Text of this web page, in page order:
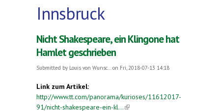
Innsbruck
Nicht Shakespeare, ein Klingone hat
Hamlet geschrieben
Submitted by Louis von Wunsc... on Fri, 2018-07-13 14:18
Link zum Artikel:
http://www.tt.com/panorama/kurioses/11612017-
91/nicht-shakespeare-ein-kl...(link is external)